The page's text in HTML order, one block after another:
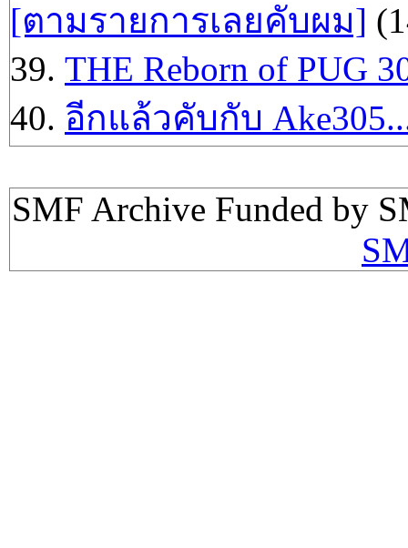
[ตามรายการเลยคับผม]
39. THE Reborn of PUG
40. อีกแล้วคับกับ
SMF Archive Funded by